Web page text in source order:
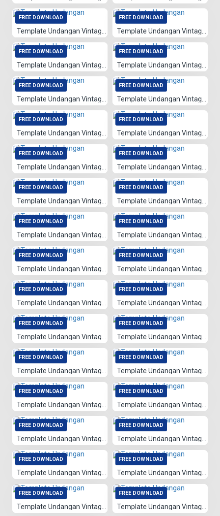
FREE DOWNLOAD FREE DOWNLOAD
FREE DOWNLOAD FREE DOWNLOAD
FREE DOWNLOAD FREE DOWNLOAD
FREE DOWNLOAD FREE DOWNLOAD
FREE DOWNLOAD FREE DOWNLOAD
FREE DOWNLOAD FREE DOWNLOAD
FREE DOWNLOAD FREE DOWNLOAD
FREE DOWNLOAD FREE DOWNLOAD
FREE DOWNLOAD FREE DOWNLOAD
FREE DOWNLOAD FREE DOWNLOAD
FREE DOWNLOAD FREE DOWNLOAD
FREE DOWNLOAD FREE DOWNLOAD
FREE DOWNLOAD FREE DOWNLOAD
FREE DOWNLOAD FREE DOWNLOAD
FREE DOWNLOAD FREE DOWNLOAD